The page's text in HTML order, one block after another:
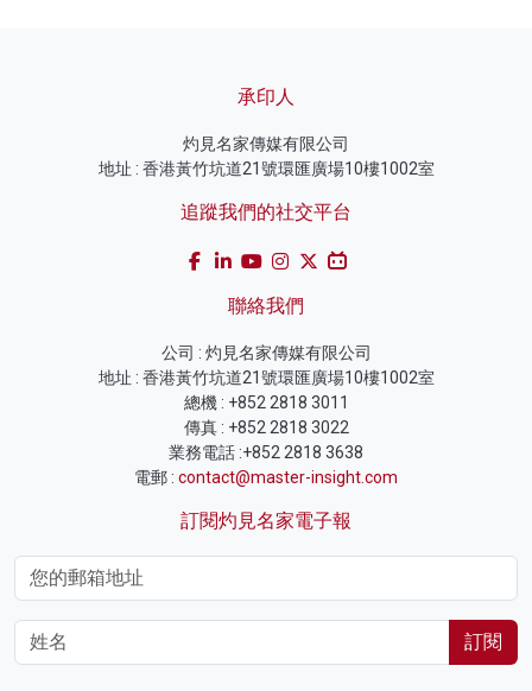
承印人
灼見名家傳媒有限公司
地址 : 香港黃竹坑道21號環匯廣場10樓1002室
追蹤我們的社交平台
聯絡我們
公司 : 灼見名家傳媒有限公司
地址 : 香港黃竹坑道21號環匯廣場10樓1002室
總機 : +852 2818 3011
傳真 : +852 2818 3022
業務電話 :+852 2818 3638
電郵 : contact@master-insight.com
訂閱灼見名家電子報
訂閱